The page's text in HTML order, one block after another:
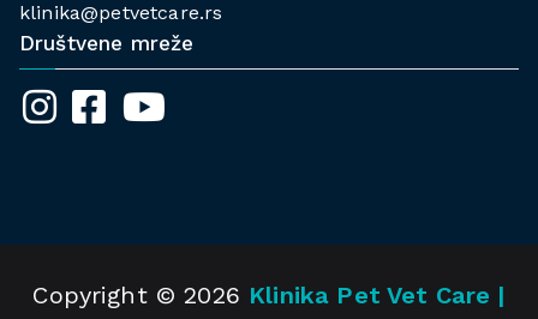
klinika@petvetcare.rs
Društvene mreže
Copyright © 2026 Klinika Pet Vet Care |